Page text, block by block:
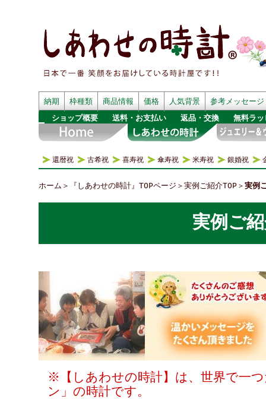
納期 枠種類 商品情報 価格 人気背景
参考メッセージ
ショップ概要
送料・お支払い 返品・交換 無料ラッ
還暦祝 古希祝 喜寿祝 傘寿祝 米寿祝 銀婚祝
ホーム ＞ 『しあわせの時計』TOPページ ＞ 実例ご紹介TOP ＞ 実例
実例ご
※【しあわせの時計】は、世界で一
ン」の時計です。